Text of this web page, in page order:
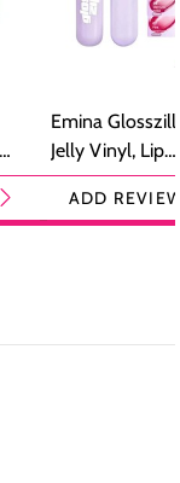
Emina
Jelly Vinyl, Lip
Cream Glossy
Ringan
ADD